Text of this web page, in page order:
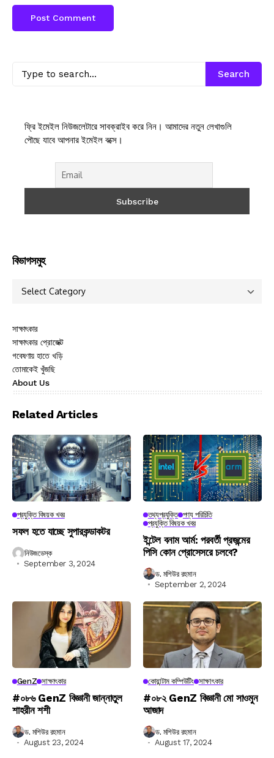
Search
ফ্রি ইমেইল নিউজলেটারে সাবক্রাইব করে নিন। আমাদের নতুন লেখাগুলি
পৌছে যাবে আপনার ইমেইল বক্সে।
বিভাগসমুহ
সাক্ষাৎকার
সাক্ষাৎকার প্রোজেক্ট
গবেষণায় হাতে খড়ি
তোমাকেই খুঁজছি
About Us
Related Articles
প্রযুক্তি বিষয়ক খবর
সফল হতে যাচ্ছে সুপারকন্ডাকটর
নিউজডেস্ক
September 3, 2024
তথ্যপ্রযুক্তি পণ্য পরিচিতি
প্রযুক্তি বিষয়ক খবর
ইন্টেল বনাম আর্ম: পরবর্তী প্রজন্মের
পিসি কোন প্রোসেসরে চলবে?
ড. মশিউর রহমান
September 2, 2024
GenZ সাক্ষাৎকার
#০৮৬ GenZ বিজ্ঞানী জান্নাতুল
শাহরীন শশী
ড. মশিউর রহমান
August 23, 2024
কোয়ান্টাম কম্পিউটিং সাক্ষাৎকার
#০৮২ GenZ বিজ্ঞানী মো সাওমুন
আজাদ
ড. মশিউর রহমান
August 17, 2024